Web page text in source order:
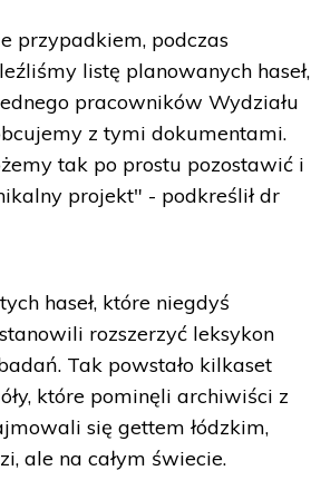
przypadkiem, podczas
listę planowanych haseł,
pracowników Wydziału
z tymi dokumentami.
tak po prostu pozostawić i
projekt" - podkreślił dr
haseł, które niegdyś
rozszerzyć leksykon
Tak powstało kilkaset
które pominęli archiwiści z
się gettem łódzkim,
ale na całym świecie.